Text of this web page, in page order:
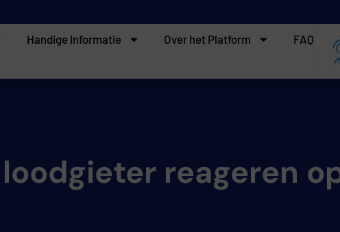
Handige Informatie Over het Platform FAQ
reageren